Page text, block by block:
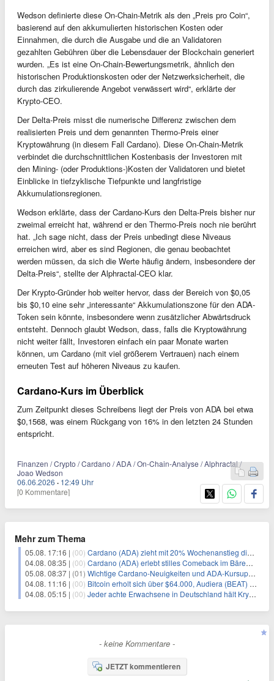
Wedson definierte diese On-Chain-Metrik als den „Preis pro Coin“,
basierend auf den akkumulierten historischen Kosten oder
Einnahmen, die durch die Ausgabe und die an Validatoren
gezahlten Gebühren über die Lebensdauer der Blockchain generiert
wurden. „Es ist eine On-Chain-Bewertungsmetrik, ähnlich den
historischen Produktionskosten oder der Netzwerksicherheit, die
durch das zirkulierende Angebot verwässert wird“, erklärte der
Krypto-CEO.
Der Delta-Preis misst die numerische Differenz zwischen dem
realisierten Preis und dem genannten Thermo-Preis einer
Kryptowährung (in diesem Fall Cardano). Diese On-Chain-Metrik
verbindet die durchschnittlichen Kostenbasis der Investoren mit
den Mining- (oder Produktions-)Kosten der Validatoren und bietet
Einblicke in tiefzyklische Tiefpunkte und langfristige
Akkumulationsregionen.
Wedson erklärte, dass der Cardano-Kurs den Delta-Preis bisher nur
zweimal erreicht hat, während er den Thermo-Preis noch nie berührt
hat. „Ich sage nicht, dass der Preis unbedingt diese Niveaus
erreichen wird, aber es sind Regionen, die genau beobachtet
werden müssen, da sich die Werte häufig ändern, insbesondere der
Delta-Preis“, stellte der Alphractal-CEO klar.
Der Krypto-Gründer hob weiter hervor, dass der Bereich von $0,05
bis $0,10 eine sehr „interessante“ Akkumulationszone für den ADA-
Token sein könnte, insbesondere wenn zusätzlicher Abwärtsdruck
entsteht. Dennoch glaubt Wedson, dass, falls die Kryptowährung
nicht weiter fällt, Investoren einfach ein paar Monate warten
können, um Cardano (mit viel größerem Vertrauen) nach einem
erneuten Test auf höheren Niveaus zu kaufen.
Cardano-Kurs im Überblick
Zum Zeitpunkt dieses Schreibens liegt der Preis von ADA bei etwa
$0,1568, was einem Rückgang von 16% in den letzten 24 Stunden
entspricht.
Finanzen / Crypto / Cardano / ADA / On-Chain-Analyse / Alphractal /
Joao Wedson
06.06.2026 · 12:49 Uhr
[0 Kommentare]
Mehr zum Thema
05.08. 17:16 | (00) Cardano (ADA) zieht mit 20% Wochenanstieg die Aufmerksamkeit der Händler auf sich
04.08. 08:35 | (00) Cardano (ADA) erlebt stilles Comeback im Bärenmarkt
05.08. 08:37 | (01) Wichtige Cardano-Neuigkeiten und ADA-Kursupdate: 5. August
04.08. 11:16 | (00) Bitcoin erholt sich über $64.000, Audiera (BEAT) fällt erneut
04.08. 05:15 | (00) Jeder achte Erwachsene in Deutschland hält Kryptowährungen
- keine Kommentare -
JETZT kommentieren